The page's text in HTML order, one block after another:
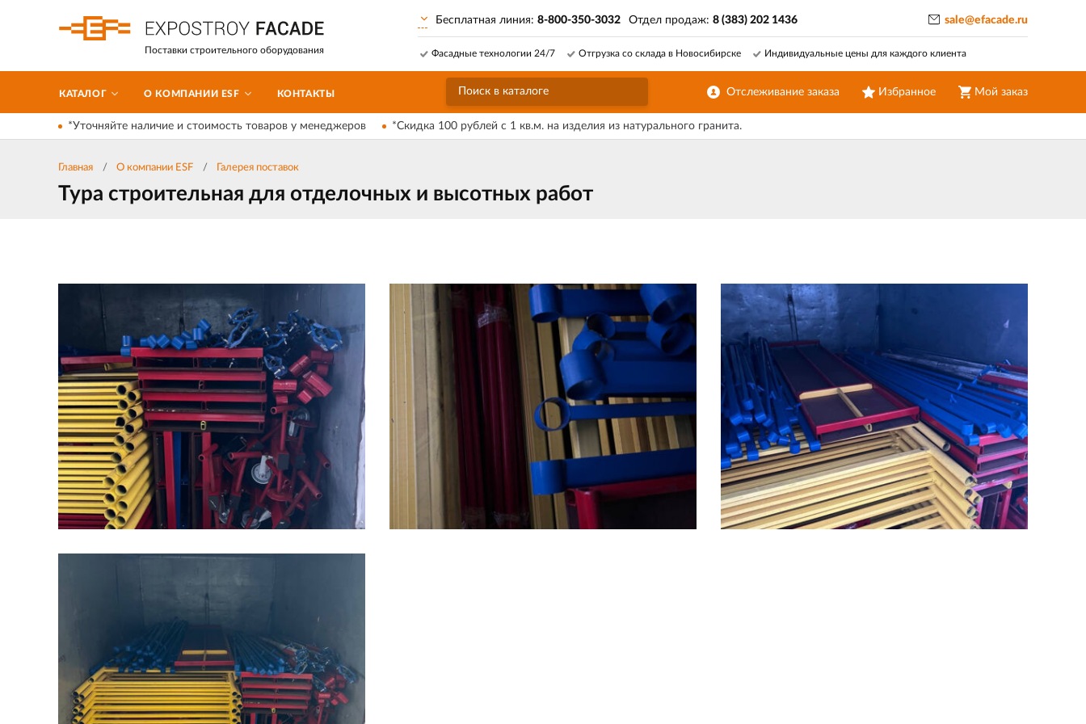
Поставки строительного оборудования
Бесплатная линия: 8-800-350-3032 Отдел продаж: 8 (383) 202 1436
Отслеживание заказа Избранное Мой заказ
Фасадные технологии 24/7 Отгрузка со склада в Новосибирске Индивидуальные цены для каждого клиента
КАТАЛОГ О КОМПАНИИ ESF КОНТАКТЫ
sale@efacade.ru
*Уточняйте наличие и стоимость товаров у менеджеров *Скидка 100 рублей с 1 кв.м. на изделия из натурального гранита.
Главная О компании ESF Галерея поставок
Тура строительная для отделочных и высотных работ